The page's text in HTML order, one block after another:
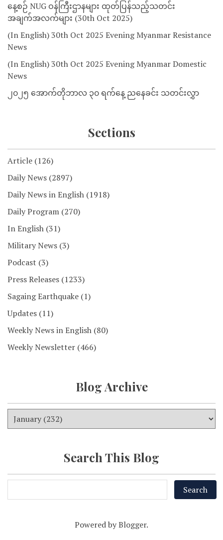
နေ့စဉ် NUG ဝန်ကြီးဌာနများ ထုတ်ပြန်သည့်သတင်း
အချက်အလက်များ (30th Oct 2025)
(In English) 30th Oct 2025 Evening Myanmar Resistance
News
(In English) 30th Oct 2025 Evening Myanmar Domestic
News
၂၀၂၅ အောက်တိုဘာလ ၃၀ ရက်နေ့ ညနေခင်း သတင်းလွှာ
Sections
Article (126)
Daily News (2897)
Daily News in English (1918)
Daily Program (270)
In English (31)
Military News (3)
Podcast (3)
Press Releases (1233)
Sagaing Earthquake (1)
Updates (11)
Weekly News in English (80)
Weekly Newsletter (466)
Blog Archive
Search This Blog
Powered byBlogger.